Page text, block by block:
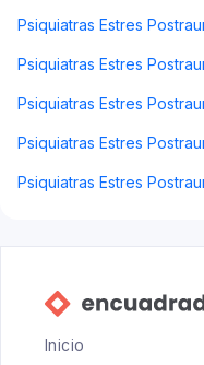
Psiquiatras Estres
Psiquiatras Estres
Psiquiatras Estres
Psiquiatras Estres
Psiquiatras Estres
Inicio